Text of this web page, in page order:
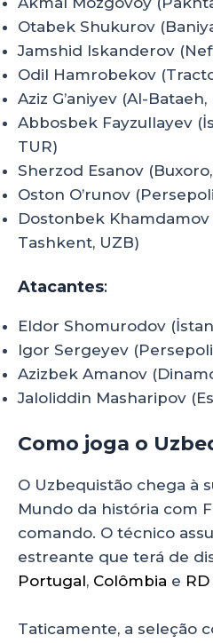
Otabek Shukurov
Jamshid Iskanderov
Odil Hamrobekov
Aziz G’aniyev (Al-Bataeh,
Abbosbek Fayzullayev
TUR)
Sherzod Esanov
Oston O’runov
Dostonbek
Tashkent, UZB)
Atacantes:
Eldor Shomurodov
Igor Sergeyev
Azizbek Amanov
Jaloliddin Masharipov
Como joga o
O Uzbequistão chega à
Mundo da história com
comando. O técnico
estreante que terá de
Portugal, Colômbia e
Taticamente, a seleção